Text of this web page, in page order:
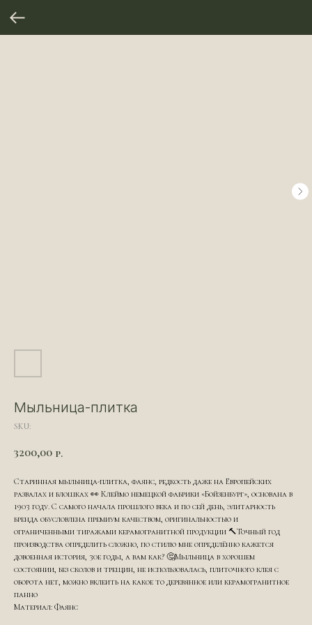
Мыльница-плитка
SKU:
3200,00 р.
Старинная мыльница-плитка, фаянс, редкость даже на Европейских
развалах и блошках 👀 Клеймо немецкой фабрики «Бойзенбург», основана в
1903 году. С самого начала прошлого века и по сей день, элитарность
бренда обусловлена премиум качеством, оригинальностью и
ограниченными тиражами керамогранитной продукции 🔨Точный год
производства определить сложно, по стилю мне определённо кажется
довоенная история, 30е годы, а вам как? 🤔Мыльница в хорошем
состоянии, без сколов и трещин, не использовалась, плиточного клея с
оборота нет, можно вклеить на какое то деревянное или керамогранитное
панно
Материал: Фаянс